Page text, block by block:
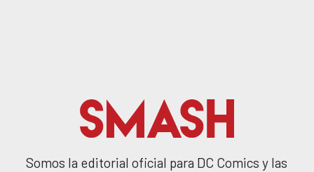
Somos la editorial oficial para DC Comics y las